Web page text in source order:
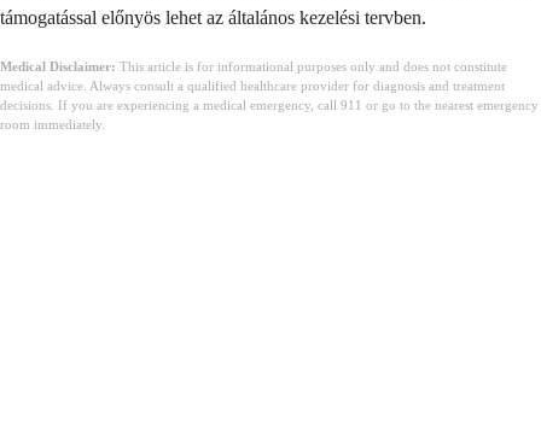
támogatással előnyös lehet az általános kezelési tervben.
Medical Disclaimer: This article is for informational purposes only and does not constitute
medical advice. Always consult a qualified healthcare provider for diagnosis and treatment
decisions. If you are experiencing a medical emergency, call 911 or go to the nearest emergency
room immediately.